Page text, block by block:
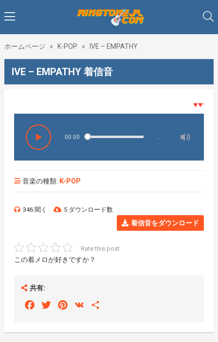
ホームページ » K-POP » IVE – EMPATHY
IVE – EMPATHY 着信音
♥♥♥着メ
00:00
音楽の種類: K-POP
346 聞く 5 ダウンロード数
着信音をダウンロード
Rate this post
この着メロが好きですか？
共有:
FacebookTwitterPinterest
VK